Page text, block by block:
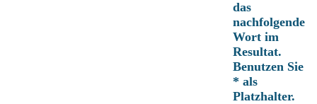
das
nachfolgende
Wort im
Resultat.
Benutzen Sie
* als
Platzhalter.